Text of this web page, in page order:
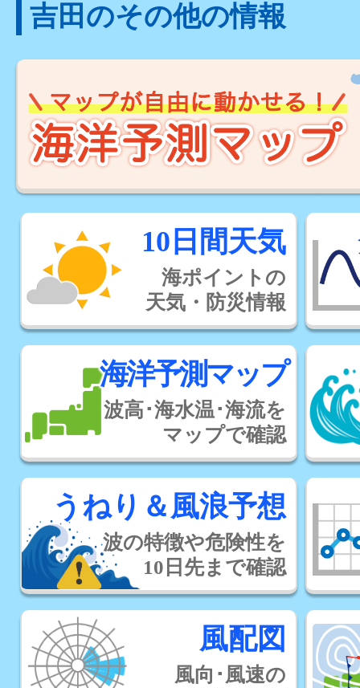
吉田のその他の情報
10日間天気
海ポイントの
天気・防災情報
海洋予測マップ
波高･海水温･海流を
マップで確認
うねり＆風浪予想
波の特徴や危険性を
10日先まで確認
風配図
風向･風速の